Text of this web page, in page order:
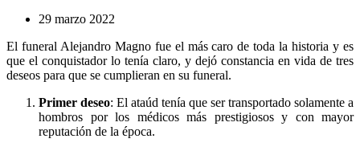
29 marzo 2022
El funeral Alejandro Magno fue el más caro de toda la historia y es
que el conquistador lo tenía claro, y dejó constancia en vida de tres
deseos para que se cumplieran en su funeral.
Primer deseo: El ataúd tenía que ser transportado solamente a
hombros por los médicos más prestigiosos y con mayor
reputación de la época.